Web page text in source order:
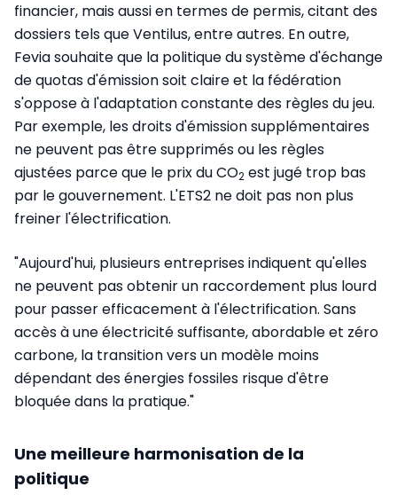
financier, mais aussi en termes de permis, citant des
dossiers tels que Ventilus, entre autres. En outre,
Fevia souhaite que la politique du système d'échange
de quotas d'émission soit claire et la fédération
s'oppose à l'adaptation constante des règles du jeu.
Par exemple, les droits d'émission supplémentaires
ne peuvent pas être supprimés ou les règles
ajustées parce que le prix du CO2 est jugé trop bas
par le gouvernement. L'ETS2 ne doit pas non plus
freiner l'électrification.
"Aujourd'hui, plusieurs entreprises indiquent qu'elles
ne peuvent pas obtenir un raccordement plus lourd
pour passer efficacement à l'électrification. Sans
accès à une électricité suffisante, abordable et zéro
carbone, la transition vers un modèle moins
dépendant des énergies fossiles risque d'être
bloquée dans la pratique."
Une meilleure harmonisation de la
politique